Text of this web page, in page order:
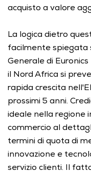
acquisto a valore
La logica dietro
facilmente spiegata
Generale di
il Nord Africa si
rapida crescita
prossimi 5 anni.
ideale nella regione
commercio al
termini di quota di
innovazione e
servizio clienti. Il